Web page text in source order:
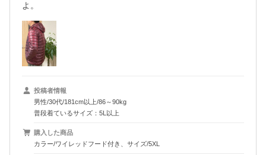
よ。
投稿者情報
男性/30代/181cm以上/86～90kg
普段着ているサイズ：5L以上
購入した商品
カラー/ワイレッドフード付き、サイズ/5XL